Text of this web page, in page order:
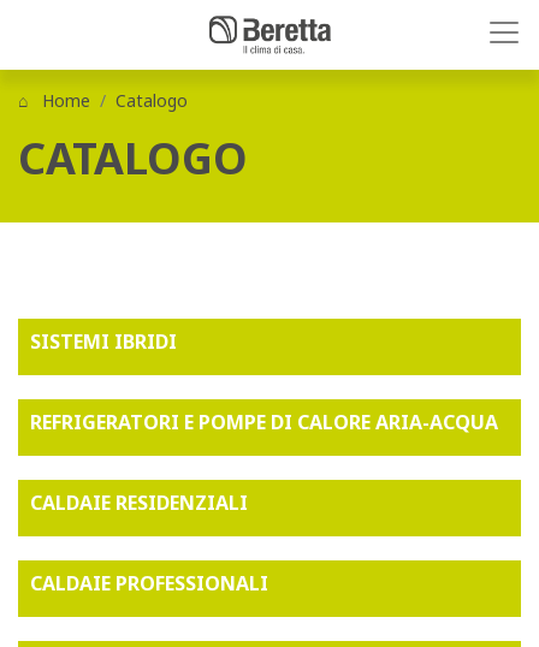
Home Catalogo
CATALOGO
SISTEMI IBRIDI
REFRIGERATORI E POMPE DI CALORE ARIA-ACQUA
CALDAIE RESIDENZIALI
CALDAIE PROFESSIONALI